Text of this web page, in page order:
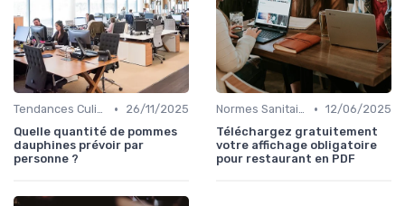
Tendances Culinaire •
26/11/2025
Quelle quantité de pommes
dauphines prévoir par
personne ?
Normes Sanitaires • 12/06/2025
Téléchargez gratuitement
votre affichage obligatoire
pour restaurant en PDF